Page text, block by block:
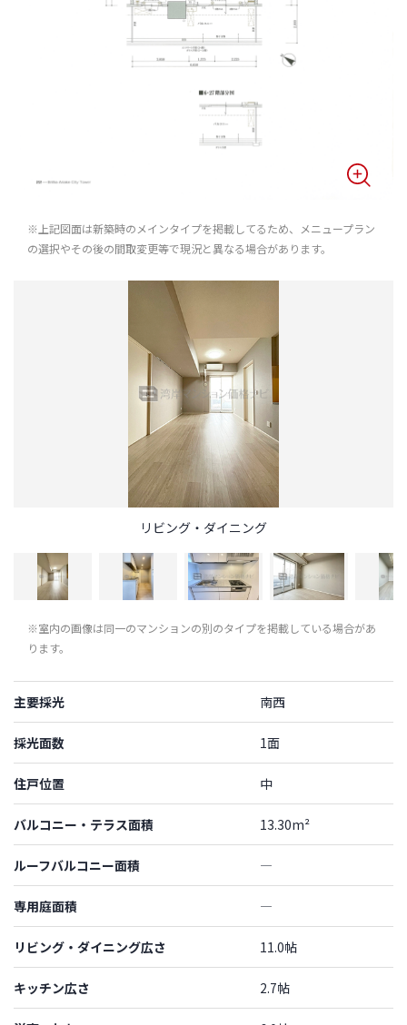
※上記図面は新築時のメインタイプを掲載してるため、メニュープラン
の選択やその後の間取変更等で現況と異なる場合があります。
リビング・ダイニング
※室内の画像は同一のマンションの別のタイプを掲載している場合があ
ります。
主要採光 南西
採光面数 1面
住戸位置 中
バルコニー・テラス面積 13.30m²
ルーフバルコニー面積 ―
専用庭面積 ―
リビング・ダイニング広さ 11.0帖
キッチン広さ 2.7帖